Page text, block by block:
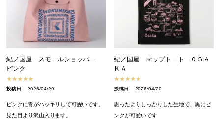
紀ノ国屋 スモールショッパー
ピンク
投稿日 2026/04/20
ピンクに青がハッキリして可愛いです。
見た目より沢山入ります。
紀ノ国屋 マップトート ＯＳＡ
ＫＡ
投稿日 2026/04/20
思ったよりしっかりした生地で、黒にピ
ンクが可愛いです